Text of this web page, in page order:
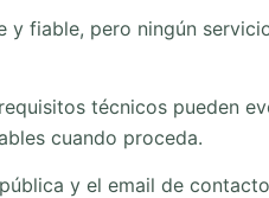
fiable, pero ningún
técnicos pueden
cuando proceda.
y el email de